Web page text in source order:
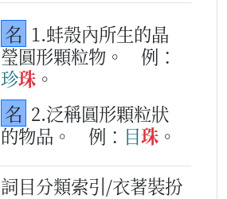
名 1.蚌殼內所生的晶
瑩圓形顆粒物。
例：
珍珠 。
名 2.泛稱圓形顆粒狀
的物品。
例： 目珠 。
詞目分類索引/衣著裝扮